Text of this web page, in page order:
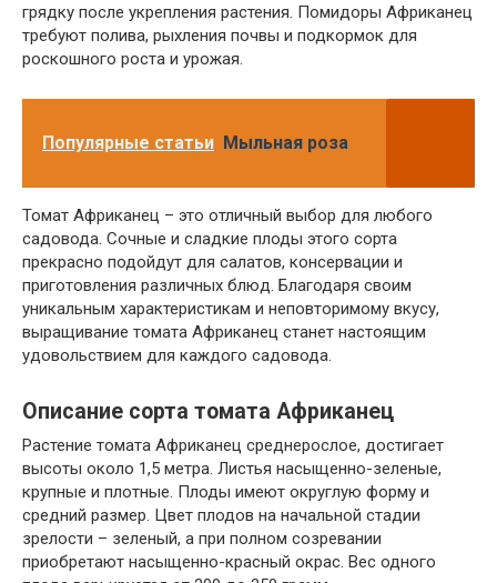
грядку после укрепления растения. Помидоры Африканец
требуют полива, рыхления почвы и подкормок для
роскошного роста и урожая.
Популярные статьи Мыльная роза
Томат Африканец – это отличный выбор для любого
садовода. Сочные и сладкие плоды этого сорта
прекрасно подойдут для салатов, консервации и
приготовления различных блюд. Благодаря своим
уникальным характеристикам и неповторимому вкусу,
выращивание томата Африканец станет настоящим
удовольствием для каждого садовода.
Описание сорта томата Африканец
Растение томата Африканец среднерослое, достигает
высоты около 1,5 метра. Листья насыщенно-зеленые,
крупные и плотные. Плоды имеют округлую форму и
средний размер. Цвет плодов на начальной стадии
зрелости – зеленый, а при полном созревании
приобретают насыщенно-красный окрас. Вес одного